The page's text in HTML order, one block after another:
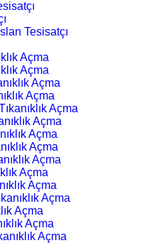
Tesisatçı
Açma
Açma
Açma
Açma
Açma
Açma
Açma
Açma
Açma
Açma
Açma
Açma
Açma
Açma
Açma